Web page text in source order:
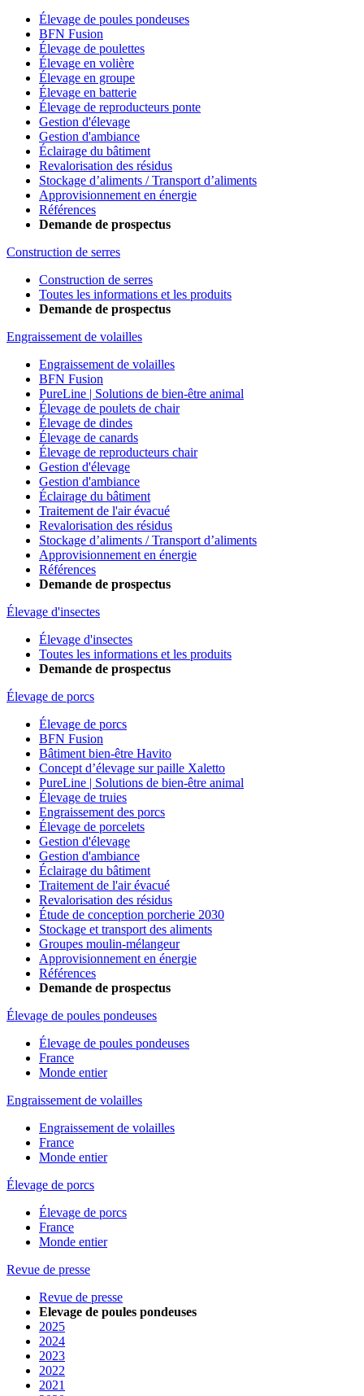
Élevage de poules pondeuses
BFN Fusion
Élevage de poulettes
Élevage en volière
Élevage en groupe
Élevage en batterie
Élevage de reproducteurs ponte
Gestion d'élevage
Gestion d'ambiance
Éclairage du bâtiment
Revalorisation des résidus
Stockage d’aliments / Transport d’aliments
Approvisionnement en énergie
Références
Demande de prospectus
Construction de serres
Construction de serres
Toutes les informations et les produits
Demande de prospectus
Engraissement de volailles
Engraissement de volailles
BFN Fusion
PureLine | Solutions de bien-être animal
Élevage de poulets de chair
Élevage de dindes
Élevage de canards
Élevage de reproducteurs chair
Gestion d'élevage
Gestion d'ambiance
Éclairage du bâtiment
Traitement de l'air évacué
Revalorisation des résidus
Stockage d’aliments / Transport d’aliments
Approvisionnement en énergie
Références
Demande de prospectus
Élevage d'insectes
Élevage d'insectes
Toutes les informations et les produits
Demande de prospectus
Élevage de porcs
Élevage de porcs
BFN Fusion
Bâtiment bien-être Havito
Concept d’élevage sur paille Xaletto
PureLine | Solutions de bien-être animal
Élevage de truies
Engraissement des porcs
Élevage de porcelets
Gestion d'élevage
Gestion d'ambiance
Éclairage du bâtiment
Traitement de l'air évacué
Revalorisation des résidus
Étude de conception porcherie 2030
Stockage et transport des aliments
Groupes moulin-mélangeur
Approvisionnement en énergie
Références
Demande de prospectus
Élevage de poules pondeuses
Élevage de poules pondeuses
France
Monde entier
Engraissement de volailles
Engraissement de volailles
France
Monde entier
Élevage de porcs
Élevage de porcs
France
Monde entier
Revue de presse
Revue de presse
Elevage de poules pondeuses
2025
2024
2023
2022
2021